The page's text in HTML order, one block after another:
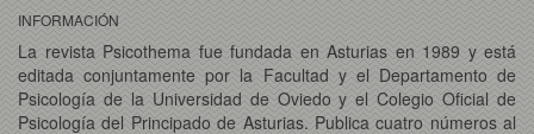
INFORMACIÓN
La revista Psicothema fue fundada en Asturias en 1989 y está
editada conjuntamente por la Facultad y el Departamento de
Psicología de la Universidad de Oviedo y el Colegio Oficial de
Psicología del Principado de Asturias. Publica cuatro números al